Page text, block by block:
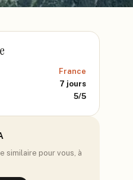
France
7 jours
5/5
similaire pour vous, à